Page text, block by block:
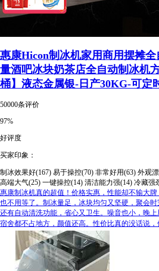
惠康Hicon制冰机家用商用摆摊
量酒吧冰块奶茶店全自动制冰机
桶】液态金属银-日产30KG-可定
50000条评价
97%
好评度
买家印象：
制冰效果好(167) 易于操控(70) 非常好用(63) 外观
高端大气(25) 一键操控(14) 清洁能力强(14) 冷藏强
惠康制冰机真的超值！价格实惠，性能却不输大
也不用等了。制冰量足，冰块均匀又坚硬，聚会
还有自动清洗功能，省心又卫生。噪音也小，晚
宿舍都不占地方，颜值还高。性价比真的没话说